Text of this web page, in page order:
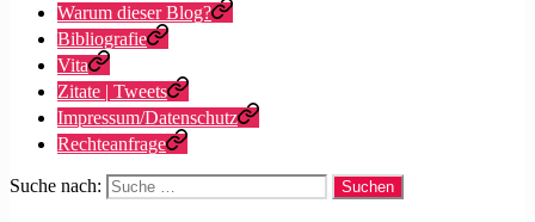
Warum dieser Blog?
Bibliografie
Vita
Zitate | Tweets
Impressum/Datenschutz
Rechteanfrage
Suche nach: